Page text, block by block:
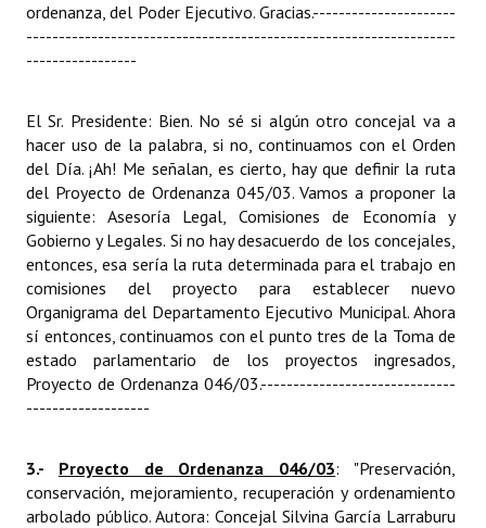
ordenanza, del Poder Ejecutivo. Gracias.----------------------
------------------------------------------------------------------
-----------------
El Sr. Presidente: Bien. No sé si algún otro concejal va a
hacer uso de la palabra, si no, continuamos con el Orden
del Día. ¡Ah! Me señalan, es cierto, hay que definir la ruta
del Proyecto de Ordenanza 045/03. Vamos a proponer la
siguiente: Asesoría Legal, Comisiones de Economía y
Gobierno y Legales. Si no hay desacuerdo de los concejales,
entonces, esa sería la ruta determinada para el trabajo en
comisiones del proyecto para establecer nuevo
Organigrama del Departamento Ejecutivo Municipal. Ahora
sí entonces, continuamos con el punto tres de la Toma de
estado parlamentario de los proyectos ingresados,
Proyecto de Ordenanza 046/03.------------------------------
-------------------
3.- Proyecto de Ordenanza 046/03: "Preservación,
conservación, mejoramiento, recuperación y ordenamiento
arbolado público. Autora: Concejal Silvina García Larraburu